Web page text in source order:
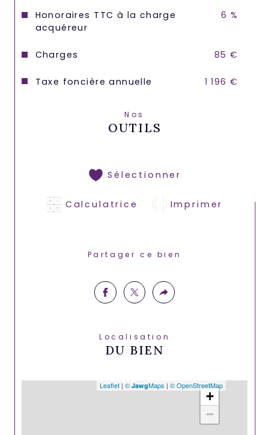
Honoraires TTC à la charge
acquéreur
6 %
Charges 85 €
Taxe foncière annuelle 1 196 €
Nos
OUTILS
Sélectionner
Calculatrice Imprimer
Partager ce bien
Localisation
DU BIEN
+
−
Leaflet | © JawgMaps | © OpenStreetMap